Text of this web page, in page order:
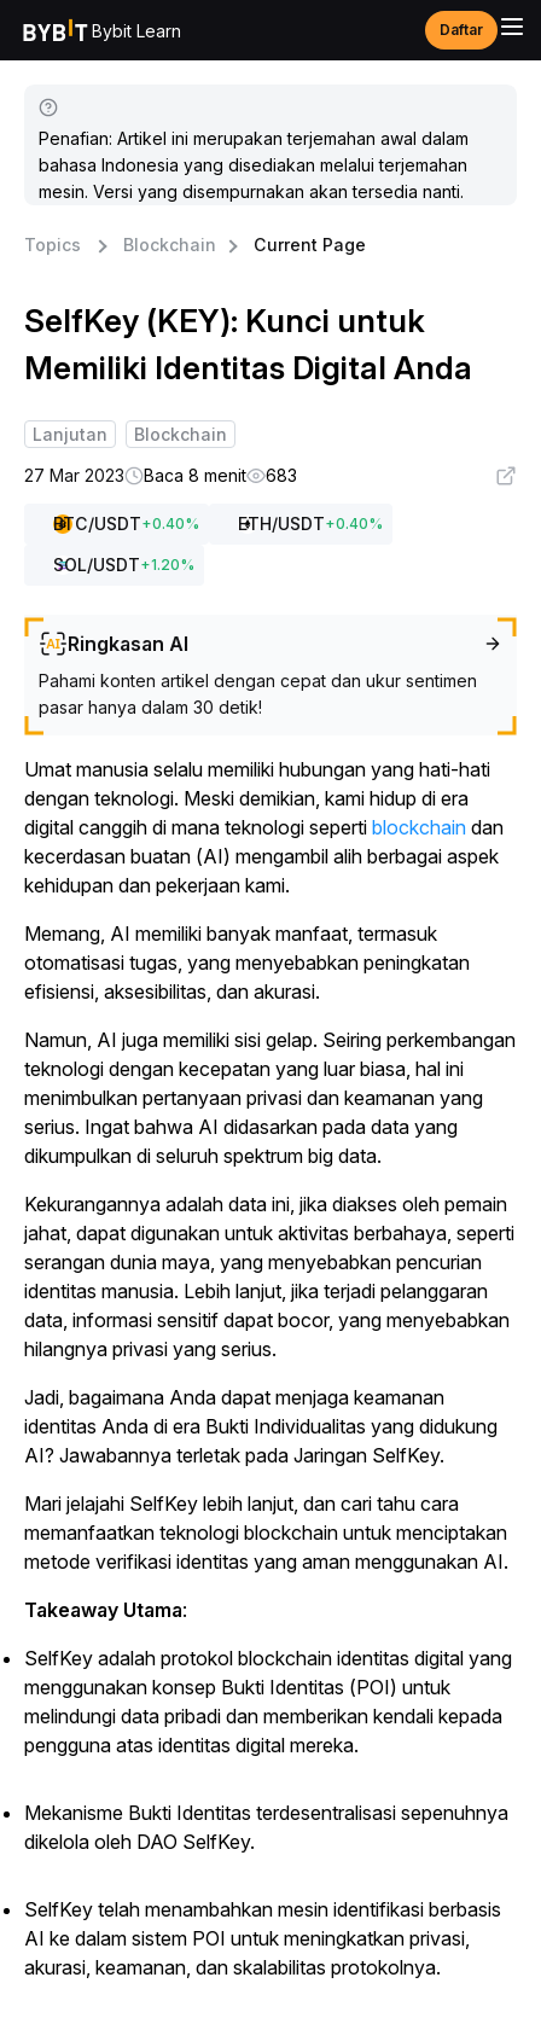
Bybit Learn Daftar
Penafian: Artikel ini merupakan terjemahan awal dalam
bahasa Indonesia yang disediakan melalui terjemahan
mesin. Versi yang disempurnakan akan tersedia nanti.
Topics Blockchain Current Page
SelfKey (KEY): Kunci untuk
Memiliki Identitas Digital Anda
Lanjutan
Blockchain
27 Mar 2023
Baca 8 menit 683
BTC/USDT+0.40% ETH/USDT+0.40%
SOL/USDT+1.20%
Ringkasan AI
Pahami konten artikel dengan cepat dan ukur sentimen
pasar hanya dalam 30 detik!
Umat manusia selalu memiliki hubungan yang hati-hati
dengan teknologi. Meski demikian, kami hidup di era
digital canggih di mana teknologi seperti blockchain dan
kecerdasan buatan (AI) mengambil alih berbagai aspek
kehidupan dan pekerjaan kami.
Memang, AI memiliki banyak manfaat, termasuk
otomatisasi tugas, yang menyebabkan peningkatan
efisiensi, aksesibilitas, dan akurasi.
Namun, AI juga memiliki sisi gelap. Seiring perkembangan
teknologi dengan kecepatan yang luar biasa, hal ini
menimbulkan pertanyaan privasi dan keamanan yang
serius. Ingat bahwa AI didasarkan pada data yang
dikumpulkan di seluruh spektrum big data.
Kekurangannya adalah data ini, jika diakses oleh pemain
jahat, dapat digunakan untuk aktivitas berbahaya, seperti
serangan dunia maya, yang menyebabkan pencurian
identitas manusia. Lebih lanjut, jika terjadi pelanggaran
data, informasi sensitif dapat bocor, yang menyebabkan
hilangnya privasi yang serius.
Jadi, bagaimana Anda dapat menjaga keamanan
identitas Anda di era Bukti Individualitas yang didukung
AI? Jawabannya terletak pada Jaringan SelfKey.
Mari jelajahi SelfKey lebih lanjut, dan cari tahu cara
memanfaatkan teknologi blockchain untuk menciptakan
metode verifikasi identitas yang aman menggunakan AI.
Takeaway Utama:
SelfKey adalah protokol blockchain identitas digital yang
menggunakan konsep Bukti Identitas (POI) untuk
melindungi data pribadi dan memberikan kendali kepada
pengguna atas identitas digital mereka.
Mekanisme Bukti Identitas terdesentralisasi sepenuhnya
dikelola oleh DAO SelfKey.
SelfKey telah menambahkan mesin identifikasi berbasis
AI ke dalam sistem POI untuk meningkatkan privasi,
akurasi, keamanan, dan skalabilitas protokolnya.